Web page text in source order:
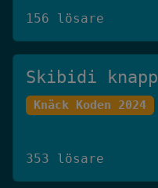
156 lösare
Skibidi knapp
Knäck Koden 2024
353 lösare